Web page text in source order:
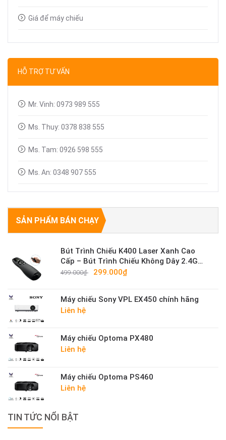
Giá để máy chiếu
Bút trình chiếu
Linh kiện máy chiếu
HỖ TRỢ TƯ VẤN
Mr. Vinh: 0973 989 555
Ms. Thuy: 0378 838 555
Ms. Tam: 0926 598 555
Ms. An: 0348 907 555
SẢN PHẨM BÁN CHẠY
Bút Trình Chiếu K400 Laser Xanh Cao
Cấp – Bút Trình Chiếu Không Dây 2.4G
Sáng Mạnh
499.000₫ 299.000₫
Máy chiếu Sony VPL EX450 chính hãng
Liên hệ
Máy chiếu Optoma PX480
Liên hệ
Máy chiếu Optoma PS460
Liên hệ
TIN TỨC NỔI BẬT